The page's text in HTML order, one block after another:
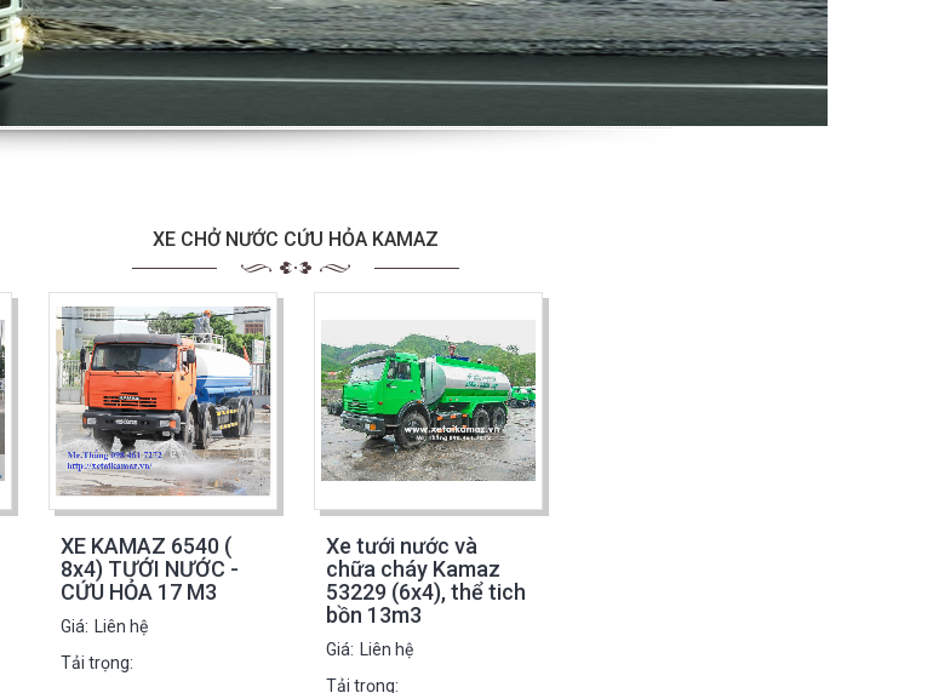
XE CHỞ NƯỚC CỨU HỎA KAMAZ
XE KAMAZ 6540 (
8x4) TƯỚI NƯỚC -
CỨU HỎA 17 M3
Giá:
Liên hệ
Tải trọng:
Xe tưới nước và
chữa cháy Kamaz
53229 (6x4), thể tich
bồn 13m3
Giá:
Liên hệ
Tải trọng: